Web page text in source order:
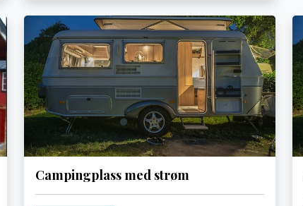
Campingplass med strøm